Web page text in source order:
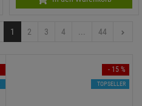
1 2 3 4 44
- 15 %
TOPSELLER